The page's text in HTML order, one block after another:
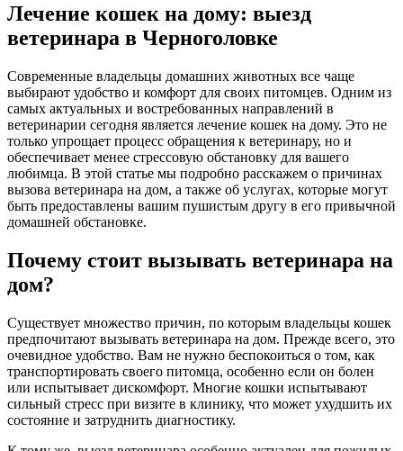
Лечение кошек на дому: выезд
ветеринара в Черноголовке
Современные владельцы домашних животных все чаще
выбирают удобство и комфорт для своих питомцев. Одним из
самых актуальных и востребованных направлений в
ветеринарии сегодня является лечение кошек на дому. Это не
только упрощает процесс обращения к ветеринару, но и
обеспечивает менее стрессовую обстановку для вашего
любимца. В этой статье мы подробно расскажем о причинах
вызова ветеринара на дом, а также об услугах, которые могут
быть предоставлены вашим пушистым другу в его привычной
домашней обстановке.
Почему стоит вызывать ветеринара на
дом?
Существует множество причин, по которым владельцы кошек
предпочитают вызывать ветеринара на дом. Прежде всего, это
очевидное удобство. Вам не нужно беспокоиться о том, как
транспортировать своего питомца, особенно если он болен
или испытывает дискомфорт. Многие кошки испытывают
сильный стресс при визите в клинику, что может ухудшить их
состояние и затруднить диагностику.